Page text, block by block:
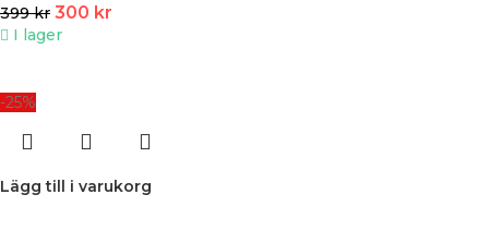
399kr 300 kr
I lager
-25%
Lägg till i varukorg